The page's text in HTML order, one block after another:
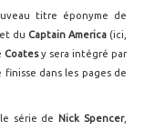
titre éponyme de
et du Captain America (ici,
Coatesy sera intégré par
finisse dans les pages de
série de Nick Spencer,